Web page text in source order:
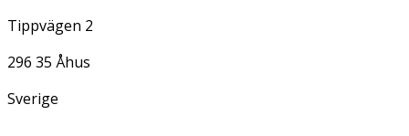
Tippvägen 2
296 35 Åhus
Sverige